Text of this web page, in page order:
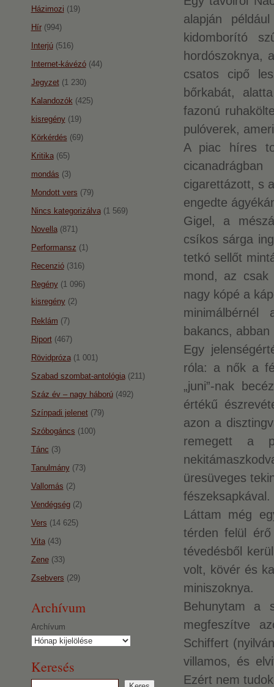
alapján
kidomborító
hordószoknya,
csatos cipő
bőrkabát,
fazonú
pulóverek,
A piac híres
cigarettázott, s
engedte
Gigel, a
csíkos sárga
tetkó sellőt
mond, az csak
nagy kópé a
bakancs,
Egy
róla: a nők a
„juni”-nak
értékű
azon a
remegett a
üresüveges
fészeksapkával.
Láttam még
térden felül
tévedésből
volt, kövér és
miniszoknya.
Behunytam a
megfeszítve
Schiffert
villamos, és
Ezért nem
Házimozi (19)
Hír(994)
Interjú(516)
Internet-kávézó(44)
Jegyzet(1 230)
Kalandozók (425)
kisregény(19)
Körkérdés (69)
Kritika(65)
mondás (3)
Mondott vers (79)
Nincs kategorizálva(1 569)
Novella(871)
Performansz (1)
Recenzió(316)
Regény(1 096)
kisregény(2)
Reklám (7)
Riport(467)
Rövidpróza(1 001)
Szabad szombat-antológia(211)
Száz év – nagy háború(492)
Színpadi jelenet(79)
Szóbogáncs (100)
Tánc (3)
Tanulmány(73)
Vallomás (2)
Vendégség(2)
Vers (14 625)
Vita(43)
Zene(33)
Zsebvers (29)
Archívum
Archívum
Keresés